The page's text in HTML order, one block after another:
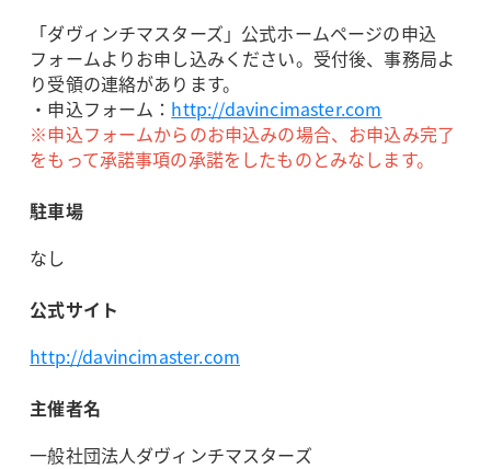
「ダヴィンチマスターズ」公式ホームページの申込
フォームよりお申し込みください。受付後、事務局よ
り受領の連絡があります。
・申込フォーム： http://davincimaster.com
※申込フォームからのお申込みの場合、お申込み完了
をもって承諾事項の承諾をしたものとみなします。
駐車場
なし
公式サイト
http://davincimaster.com
主催者名
一般社団法人ダヴィンチマスターズ